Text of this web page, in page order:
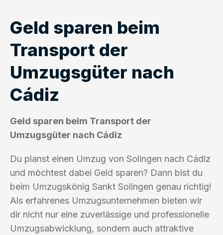
Geld sparen beim
Transport der
Umzugsgüter nach
Cádiz
Geld sparen beim Transport der
Umzugsgüter nach Cádiz
Du planst einen Umzug von Solingen nach Cádiz
und möchtest dabei Geld sparen? Dann bist du
beim Umzugskönig Sankt Solingen genau richtig!
Als erfahrenes Umzugsunternehmen bieten wir
dir nicht nur eine zuverlässige und professionelle
Umzugsabwicklung, sondern auch attraktive